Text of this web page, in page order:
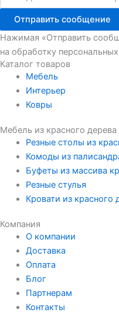
Отправить сообщение
Нажимая «Отправить
на обработку
Каталог товаров
Мебель
Интерьер
Ковры
Мебель из красного дерева
Резные столы из
Комоды из
Буфеты из массива
Резные стулья
Кровати из красного
Компания
О компании
Доставка
Оплата
Блог
Партнерам
Контакты